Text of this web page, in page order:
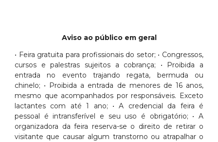
Aviso ao público em geral
• Feira gratuita para profissionais do setor; • Congressos,
cursos e palestras sujeitos a cobrança; • Proibida a
entrada no evento trajando regata, bermuda ou
chinelo; • Proibida a entrada de menores de 16 anos,
mesmo que acompanhados por responsáveis. Exceto
lactantes com até 1 ano; • A credencial da feira é
pessoal é intransferível e seu uso é obrigatório; • A
organizadora da feira reserva-se o direito de retirar o
visitante que causar algum transtorno ou atrapalhar o